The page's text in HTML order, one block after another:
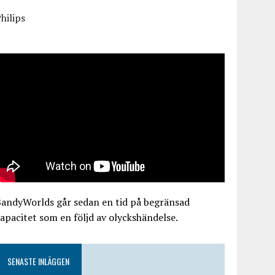
går sedan en tid på begränsad
som en följd av olyckshändelse.
SENASTE INLÄGGEN